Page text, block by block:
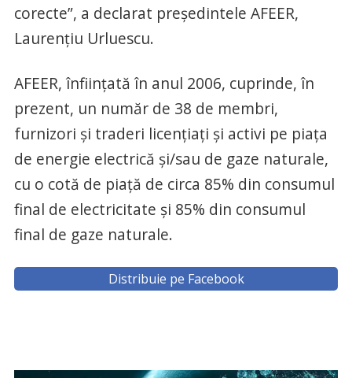
corecte”, a declarat președintele AFEER,
Laurențiu Urluescu.
AFEER, înfiinţată în anul 2006, cuprinde, în
prezent, un număr de 38 de membri,
furnizori şi traderi licenţiaţi şi activi pe piaţa
de energie electrică și/sau de gaze naturale,
cu o cotă de piaţă de circa 85% din consumul
final de electricitate și 85% din consumul
final de gaze naturale.
Distribuie pe Facebook